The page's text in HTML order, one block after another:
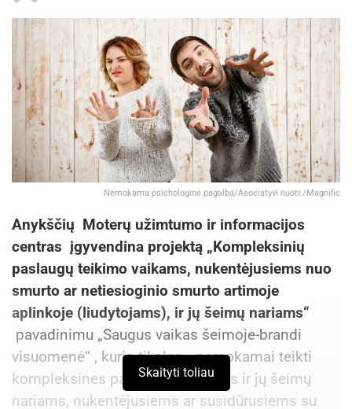
Nemokama psichologinė pagalba/Asociatyvi nuotr./Magnific
Anykščių Moterų užimtumo ir informacijos
centras įgyvendina projektą „Kompleksinių
paslaugų teikimo vaikams, nukentėjusiems nuo
smurto ar netiesioginio smurto artimoje
aplinkoje (liudytojams), ir jų šeimų nariams“
pavadinimu „Saugus vaikas šeimoje-brandi
visuomenė“ , kurio tikslas –nemokamai teikti
kompleksines paslaugas vaikams ir jų šeimų
nariams, nukentėjusiems ar susidūrusiems su
Skaityti toliau